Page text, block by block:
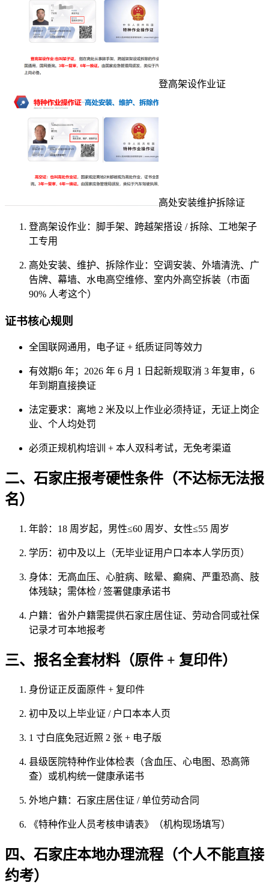
登高架设作业证
高处安装维护拆除证
登高架设作业 ：脚手架、跨越架搭设 / 拆除、工地架子
工专用
高处安装、维护、拆除作业 ：空调安装、外墙清洗、广
告牌、幕墙、水电高空维修、室内外高空拆装（市面
90% 人考这个）
证书核心规则
全国联网通用，电子证 + 纸质证同等效力
有效期6 年； 2026 年 6 月 1 日起新规取消 3 年复审，6
年到期直接换证
法定要求：离地 2 米及以上作业必须持证，无证上岗企
业、个人均处罚
必须正规机构培训 + 本人双科考试，无免考渠道
二、石家庄报考硬性条件（不达标无法报
名）
年龄：18 周岁起，男性≤60 周岁、女性≤55 周岁
学历 ：初中及以上（无毕业证用户口本本人学历页）
身体：无高血压、心脏病、眩晕、癫痫、严重恐高、肢
体残缺；需体检 / 签署健康承诺书
户籍 ：省外户籍需提供石家庄居住证、劳动合同或社保
记录才可本地报考
三、报名全套材料（原件 + 复印件）
身份证正反面原件 + 复印件
初中及以上毕业证 / 户口本本人页
1 寸白底免冠近照 2 张 + 电子版
县级医院特种作业体检表（含血压、心电图、恐高筛
查）或机构统一健康承诺书
外地户籍：石家庄居住证 / 单位劳动合同
《特种作业人员考核申请表》（机构现场填写）
四、石家庄本地办理流程（个人不能直接
约考）